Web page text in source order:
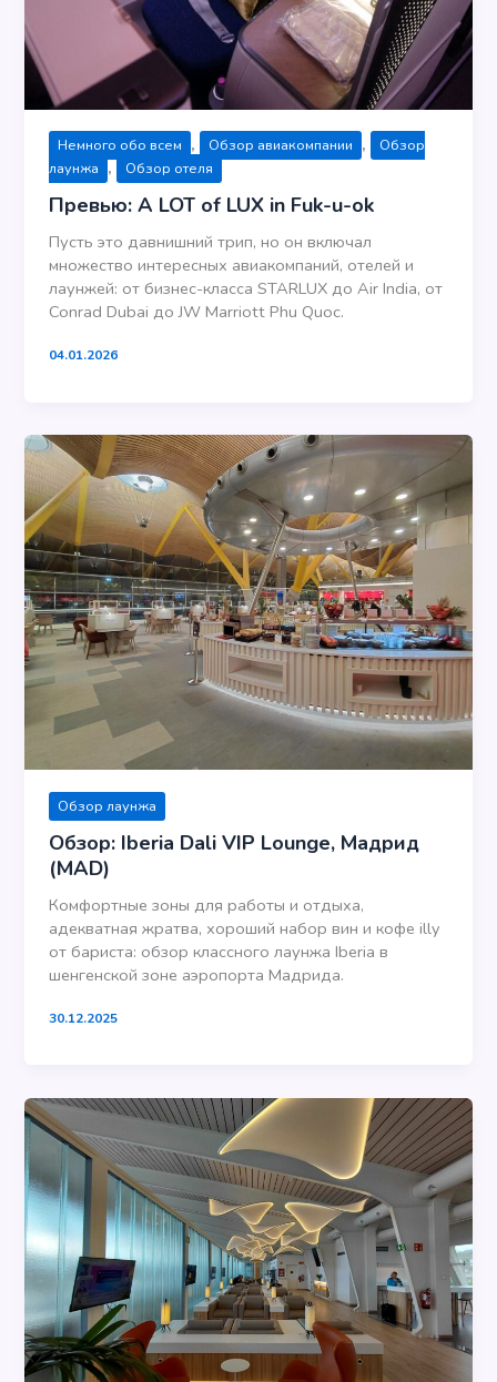
Немного обо всем , Обзор авиакомпании ,
Обзор
лаунжа , Обзор отеля
Превью: A LOT of LUX in Fuk-u-ok
Пусть это давнишний трип, но он включал
множество интересных авиакомпаний, отелей и
лаунжей: от бизнес-класса STARLUX до Air India, от
Conrad Dubai до JW Marriott Phu Quoc.
04.01.2026
Обзор лаунжа
Обзор: Iberia Dali VIP Lounge, Мадрид
(MAD)
Комфортные зоны для работы и отдыха,
адекватная жратва, хороший набор вин и кофе illy
от бариста: обзор классного лаунжа Iberia в
шенгенской зоне аэропорта Мадрида.
30.12.2025